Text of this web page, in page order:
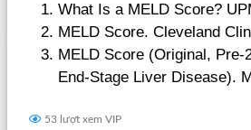
What Is a MELD Score?
MELD Score. Cleveland
MELD Score (Original, Pre-
End-Stage Liver Disease).
53 lượt xem VIP